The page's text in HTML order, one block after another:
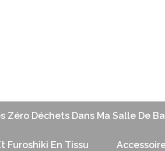
Zéro Déchets Dans Ma Salle De
Furoshiki En Tissu